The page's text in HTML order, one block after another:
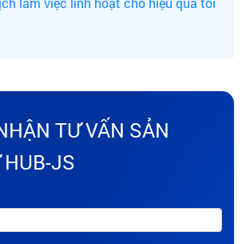
TƯ VẤN SẢN
JS